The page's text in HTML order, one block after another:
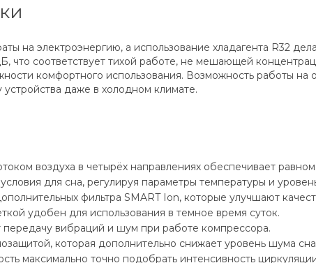
на электроэнергию, а использование хладагента R32
что соответствует тихой работе, не мешающей
комфортного использования. Возможность работы
даже в холодном климате.
воздуха в четырёх направлениях обеспечивает
для сна, регулируя параметры температуры и
фильтра SMART Ion, которые улучшают
удобен для использования в темное время суток.
вибраций и шум при работе компрессора.
которая дополнительно снижает уровень шума
максимально точно подобрать интенсивность